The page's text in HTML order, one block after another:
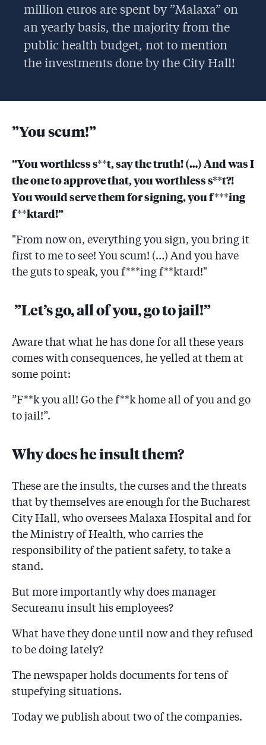
million euros are spent by ”Malaxa” on
an yearly basis, the majority from the
public health budget, not to mention
the investments done by the City Hall!
”You scum!”
”You worthless s**t, say the truth! (…) And was I
the one to approve that, you worthless s**t?!
You would serve them for signing, you f***ing
f**ktard!”
"From now on, everything you sign, you bring it
first to me to see! You scum! (…) And you have
the guts to speak, you f***ing f**ktard!"
”Let’s go, all of you, go to jail!”
Aware that what he has done for all these years
comes with consequences, he yelled at them at
some point:
”F**k you all! Go the f**k home all of you and go
to jail!”.
Why does he insult them?
These are the insults, the curses and the threats
that by themselves are enough for the Bucharest
City Hall, who oversees Malaxa Hospital and for
the Ministry of Health, who carries the
responsibility of the patient safety, to take a
stand.
But more importantly why does manager
Secureanu insult his employees?
What have they done until now and they refused
to be doing lately?
The newspaper holds documents for tens of
stupefying situations.
Today we publish about two of the companies.